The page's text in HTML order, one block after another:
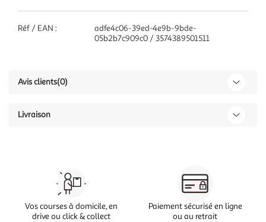
Réf / EAN :
adfe4c06-39ed-4e9b-9bde-
05b2b7c909c0 / 3574389501511
Avis clients(0)
Livraison
Vos courses à domicile, en
drive ou click & collect
Paiement sécurisé en ligne
ou au retrait